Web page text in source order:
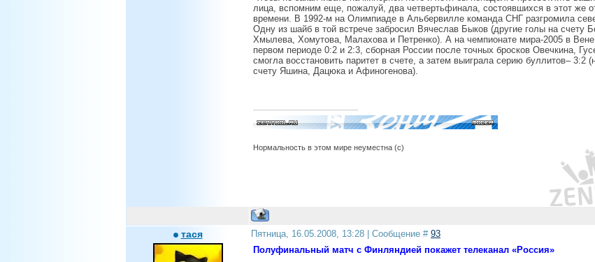
лица, вспомним еще, пожалуй, два четвертьфинала, состоявшихся в этот же
времени. В 1992-м на Олимпиаде в Альбервилле команда СНГ разгромила
Одну из шайб в той встрече забросил Вячеслав Быков (другие голы на счету
Хмылева, Хомутова, Малахова и Петренко). А на чемпионате мира-2005 в
первом периоде 0:2 и 2:3, сборная России после точных бросков Овечкина,
смогла восстановить паритет в счете, а затем выиграла серию буллитов– 3:2
счету Яшина, Дацюка и Афиногенова).
Нормальность в этом мире неуместна (с)
тася Пятница, 16.05.2008, 13:28 | Сообщение # 93
Полуфинальный матч с Финляндией покажет телеканал «Россия»